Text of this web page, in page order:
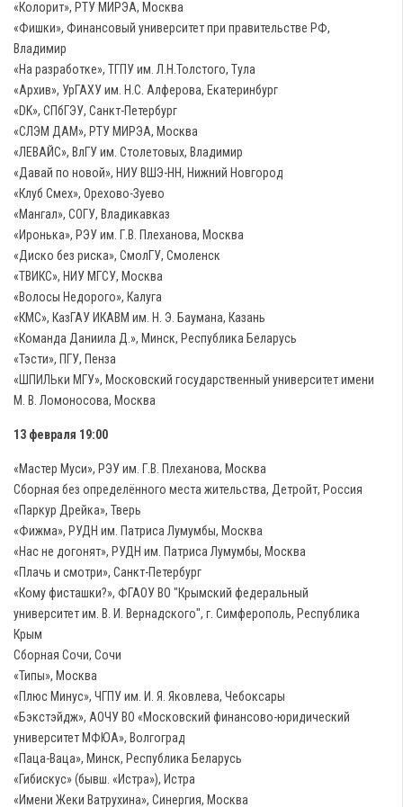
«Колорит», РТУ МИРЭА, Москва
«Фишки», Финансовый университет при правительстве РФ,
Владимир
«На разработке», ТГПУ им. Л.Н.Толстого, Тула
«Архив», УрГАХУ им. Н.С. Алферова, Екатеринбург
«DK», СПбГЭУ, Санкт-Петербург
«СЛЭМ ДАМ», РТУ МИРЭА, Москва
«ЛЕВАЙС», ВлГУ им. Столетовых, Владимир
«Давай по новой», НИУ ВШЭ-НН, Нижний Новгород
«Клуб Смех», Орехово-Зуево
«Мангал», СОГУ, Владикавказ
«Иронька», РЭУ им. Г.В. Плеханова, Москва
«Диско без риска», СмолГУ, Смоленск
«ТВИКС», НИУ МГСУ, Москва
«Волосы Недорого», Калуга
«КМС», КазГАУ ИКАВМ им. Н. Э. Баумана, Казань
«Команда Даниила Д.»‎, Минск, Республика Беларусь
«Тэсти», ПГУ, Пенза
«ШПИЛЬки МГУ», Московский государственный университет имени
М. В. Ломоносова, Москва
13 февраля 19:00
«Мастер Муси», РЭУ им. Г.В. Плеханова, Москва
Сборная без определённого места жительства, Детройт, Россия
«Паркур Дрейка», Тверь
«Фижма», РУДН им. Патриса Лумумбы, Москва
«Нас не догонят», РУДН им. Патриса Лумумбы, Москва
«Плачь и смотри», Санкт-Петербург
«Кому фисташки?», ФГАОУ ВО "Крымский федеральный
университет им. В. И. Вернадского", г. Симферополь, Республика
Крым
Сборная Сочи, Сочи
«Типы», Москва
«Плюс Минус», ЧГПУ им. И. Я. Яковлева, Чебоксары
«Бэкстэйдж», АОЧУ ВО «Московский финансово-юридический
университет МФЮА», Волгоград
«Паца-Ваца», Минск, Республика Беларусь
«Гибискус»‎ (бывш. «Истра»‎), Истра
«Имени Жеки Ватрухина», Синергия, Москва